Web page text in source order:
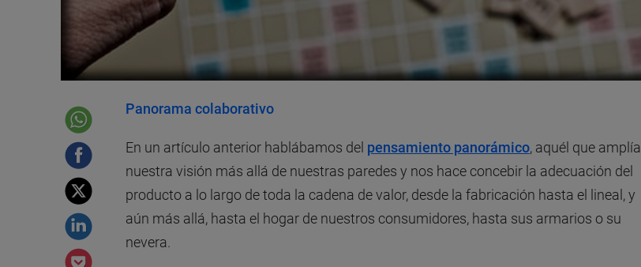
Panorama colaborativo
En un artículo anterior hablábamos del pensamiento panorámico, aquél que amplía
nuestra visión más allá de nuestras paredes y nos hace concebir la adecuación del
producto a lo largo de toda la cadena de valor, desde la fabricación hasta el lineal, y
aún más allá, hasta el hogar de nuestros consumidores, hasta sus armarios o su
nevera.